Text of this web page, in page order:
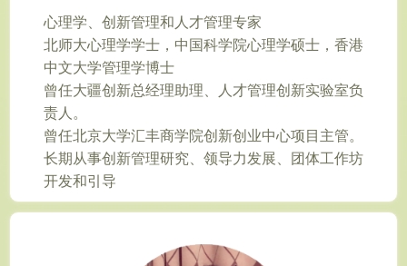
心理学、创新管理和人才管理专家
北师大心理学学士，中国科学院心理学硕士，香港
中文大学管理学博士
曾任大疆创新总经理助理、人才管理创新实验室负
责人。
曾任北京大学汇丰商学院创新创业中心项目主管。
长期从事创新管理研究、领导力发展、团体工作坊
开发和引导